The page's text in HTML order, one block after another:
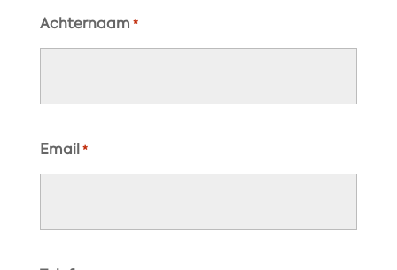
Achternaam *
Email *